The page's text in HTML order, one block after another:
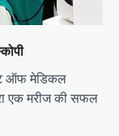
ऑफ मेडिकल
एक मरीज की सफल